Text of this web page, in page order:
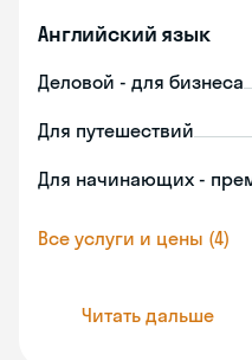
Английский язык
Деловой - для бизнеса
Для путешествий
Для начинающих -
Все услуги и цены (4)
Читать дальше